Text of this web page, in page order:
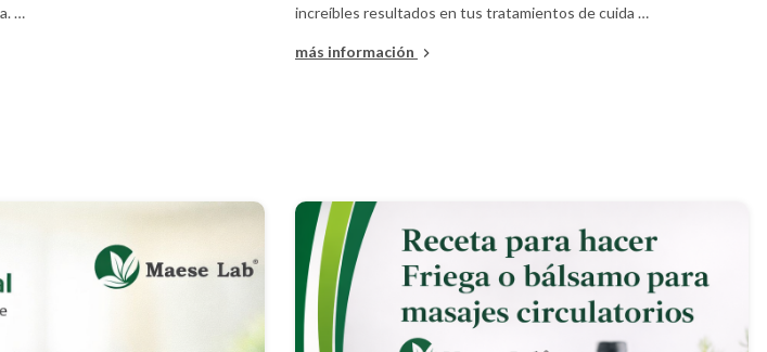
…
increíbles resultados en tus tratamientos de cuida …
más información